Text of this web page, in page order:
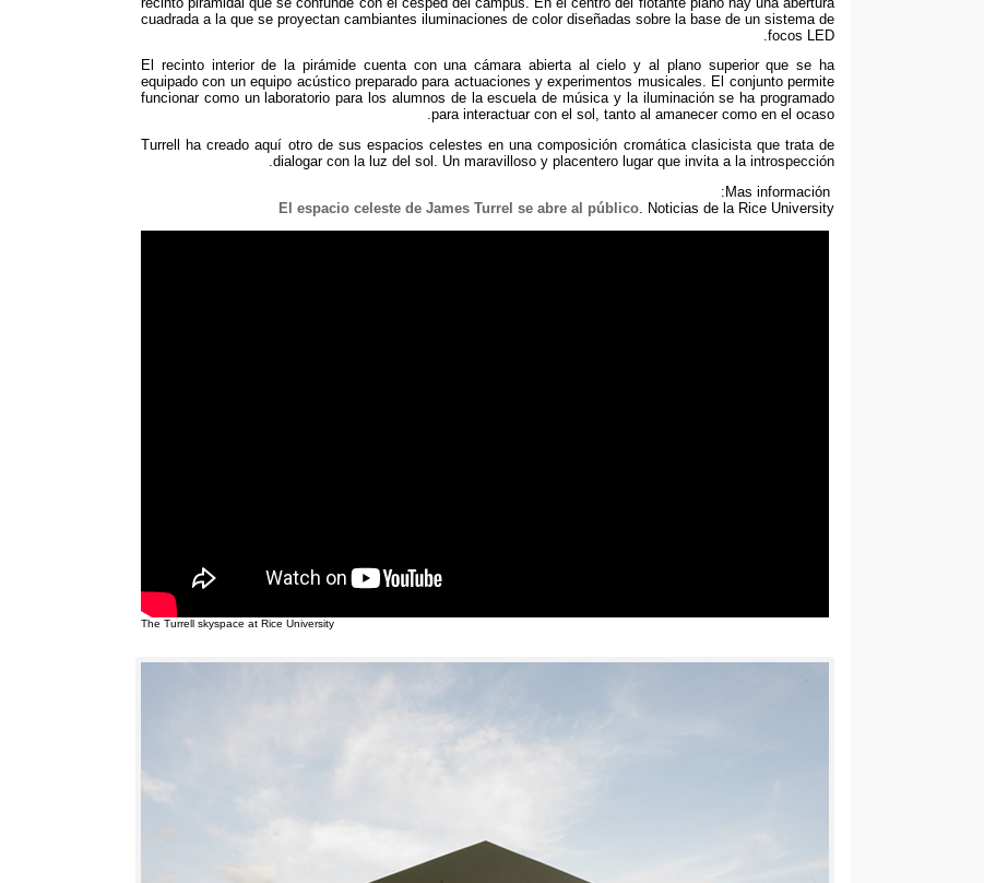
cuadrada a la que se proyectan cambiantes iluminaciones de color diseñadas sobre la base de un sistema de
focos LED
El recinto interior de la pirámide cuenta con una cámara abierta al cielo y al plano superior que se ha
equipado con un equipo acústico preparado para actuaciones y experimentos musicales. El conjunto permite
funcionar como un laboratorio para los alumnos de la escuela de música y la iluminación se ha programado
para interactuar con el sol , tanto al amanecer como en el ocaso
.
Turrell ha creado aquí otro de sus espacios celestes en una composición cromática clasicista que trata de
dialogar con la luz del sol . Un maravilloso y placentero lugar que invita a la introspección
.
:
El espacio celeste de James Turrel se abre al público
Noticias de la Rice University
The Turrell skyspace at Rice University